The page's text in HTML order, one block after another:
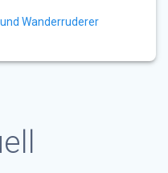
Wanderruderer